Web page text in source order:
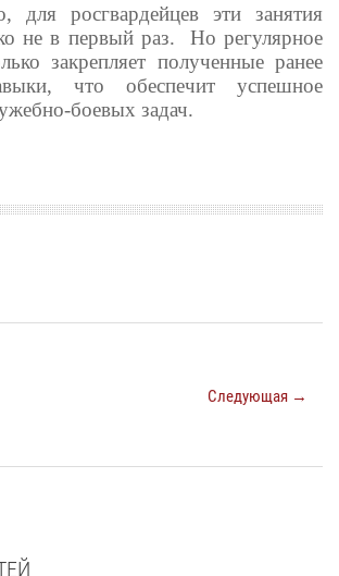
для росгвардейцев эти занятия
не в первый раз. Но регулярное
закрепляет полученные ранее
что обеспечит успешное
боевых задач.
Следующая →